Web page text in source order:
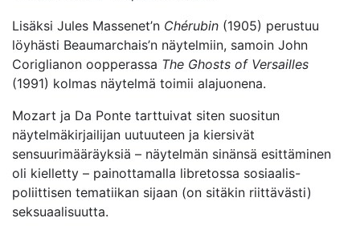
Lisäksi Jules Massenet’n Chérubin (1905) perustuu
löyhästi Beaumarchais’n näytelmiin, samoin John
Coriglianon oopperassa The Ghosts of Versailles
(1991) kolmas näytelmä toimii alajuonena.
Mozart ja Da Ponte tarttuivat siten suositun
näytelmäkirjailijan uutuuteen ja kiersivät
sensuurimääräyksiä – näytelmän sinänsä esittäminen
oli kielletty – painottamalla libretossa sosiaalis-
poliittisen tematiikan sijaan (on sitäkin riittävästi)
seksuaalisuutta.